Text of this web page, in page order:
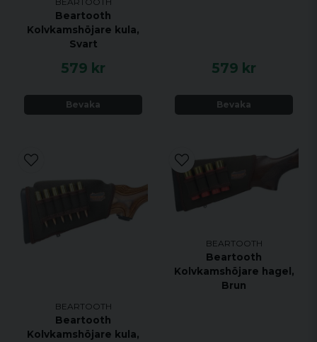
Beartooth
Kolvkamshöjare kula,
Svart
579 kr
Bevaka
579 kr
Bevaka
BEARTOOTH
Beartooth
Kolvkamshöjare kula,
BEARTOOTH
Beartooth
Kolvkamshöjare hagel,
Brun